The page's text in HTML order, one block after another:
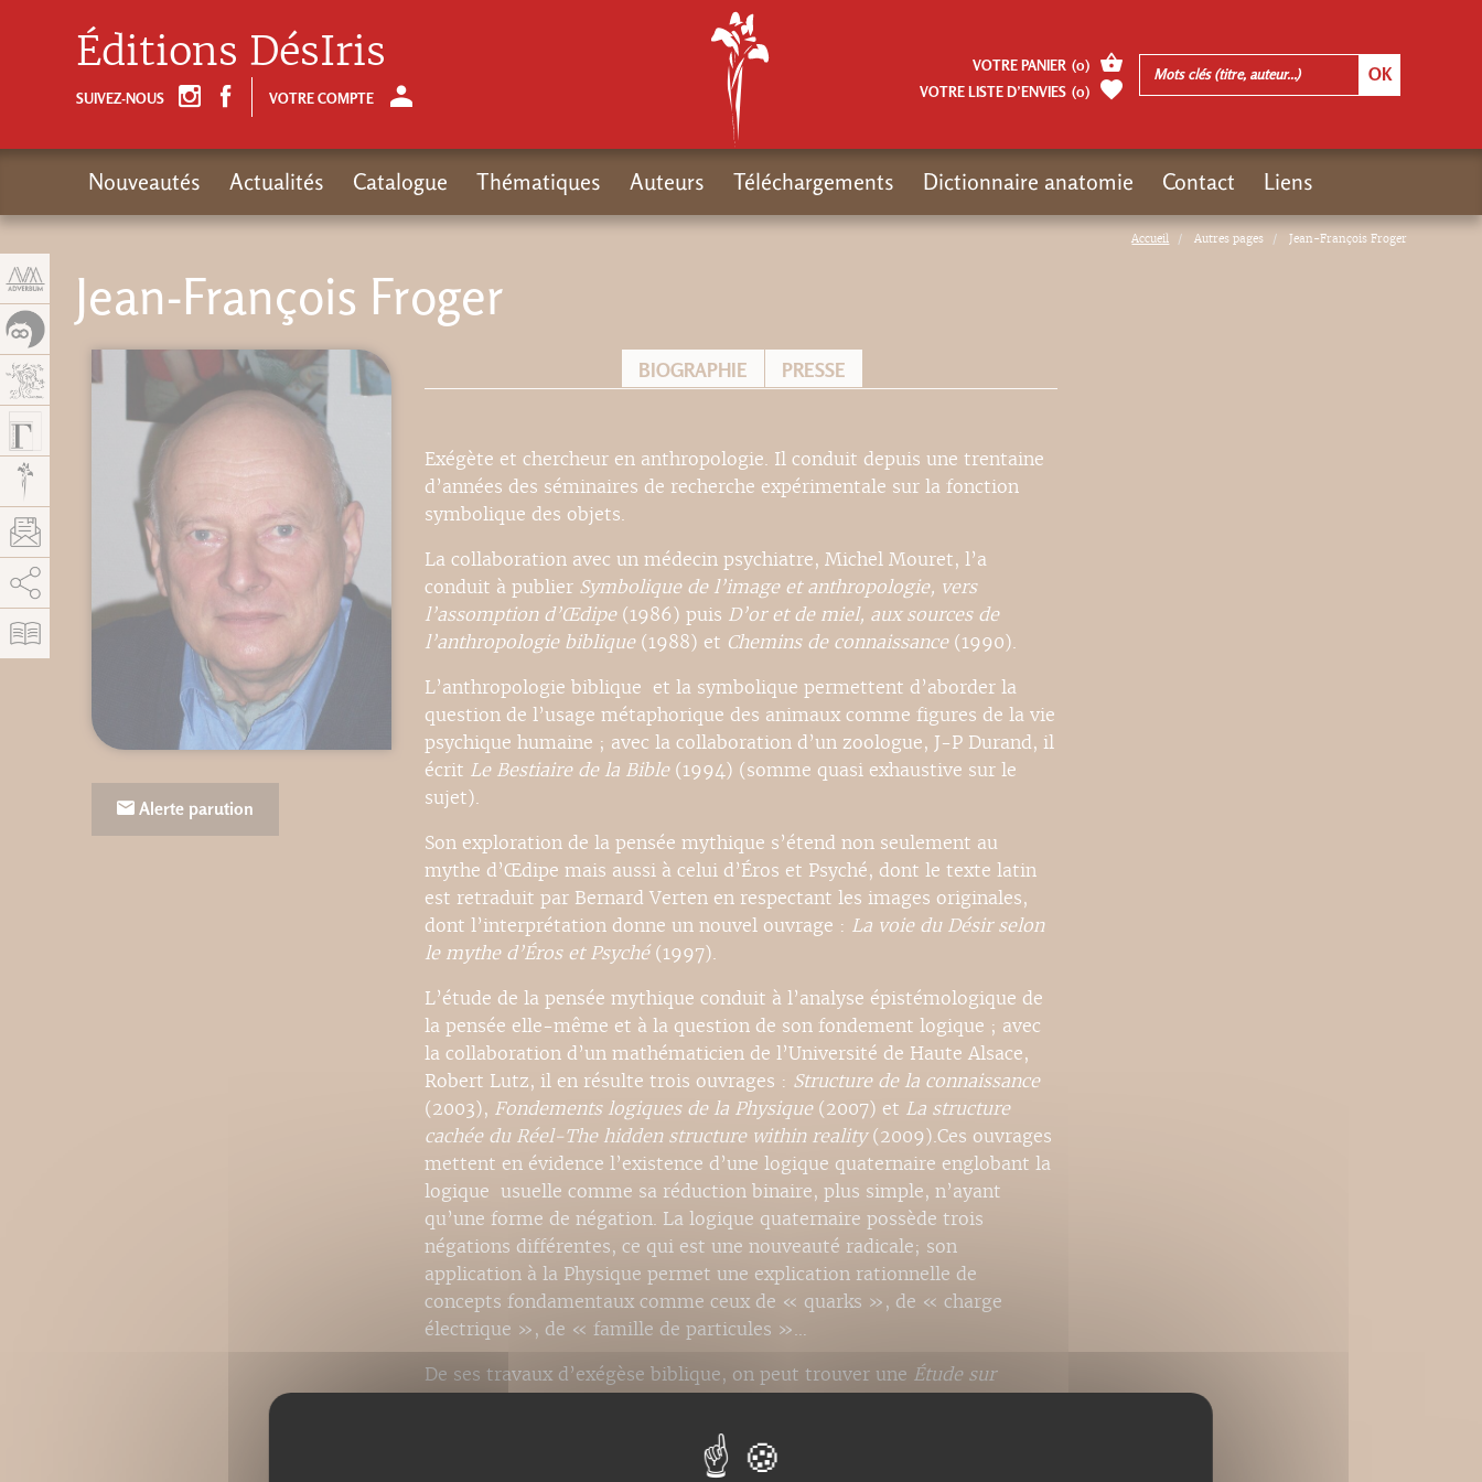
Accueil Autres pages Jean-François Froger
Jean-François Froger
Alerte parution
BIOGRAPHIE PRESSE
Exégète et chercheur en anthropologie. Il conduit depuis une trentaine
d’années des séminaires de recherche expérimentale sur la fonction
symbolique des objets.
La collaboration avec un médecin psychiatre, Michel Mouret, l’a
conduit à publier Symbolique de l’image et anthropologie, vers
l’assomption d’Œdipe(1986) puis D’or et de miel, aux sources de
l’anthropologie biblique(1988) et Chemins de connaissance(1990).
L’anthropologie biblique et la symbolique permettent d’aborder la
question de l’usage métaphorique des animaux comme figures de la vie
psychique humaine ; avec la collaboration d’un zoologue, J-P Durand, il
écrit Le Bestiaire de la Bible(1994) (somme quasi exhaustive sur le
sujet).
Son exploration de la pensée mythique s’étend non seulement au
mythe d’Œdipe mais aussi à celui d’Éros et Psyché, dont le texte latin
est retraduit par Bernard Verten en respectant les images originales,
dont l’interprétation donne un nouvel ouvrage : La voie du Désir selon
le mythe d’Éros et Psyché(1997).
L’étude de la pensée mythique conduit à l’analyse épistémologique de
la pensée elle-même et à la question de son fondement logique ; avec
la collaboration d’un mathématicien de l’Université de Haute Alsace,
Robert Lutz, il en résulte trois ouvrages : Structure de la connaissance
(2003), Fondements logiques de la Physique(2007) et La structure
cachée du Réel-The hidden structure within reality(2009).Ces ouvrages
mettent en évidence l’existence d’une logique quaternaire englobant la
logique usuelle comme sa réduction binaire, plus simple, n’ayant
qu’une forme de négation. La logique quaternaire possède trois
négations différentes, ce qui est une nouveauté radicale; son
application à la Physique permet une explication rationnelle de
concepts fondamentaux comme ceux de « quarks », de « charge
électrique », de « famille de particules »…
De ses travaux d’exégèse biblique, on peut trouver une Étude sur
controverses de Jésus à propos du Shabbat aux éditions Grégoriennes :
(2009).
Éditions DésIris
SUIVEZ-NOUS VOTRE COMPTE
VOTRE PANIER (0)
VOTRE LISTE D’ENVIES (0)
Nouveautés Actualités Catalogue Thématiques Auteurs Téléchargements Dictionnaire anatomie Contact Liens
AddThis est désactivé. Autoriser